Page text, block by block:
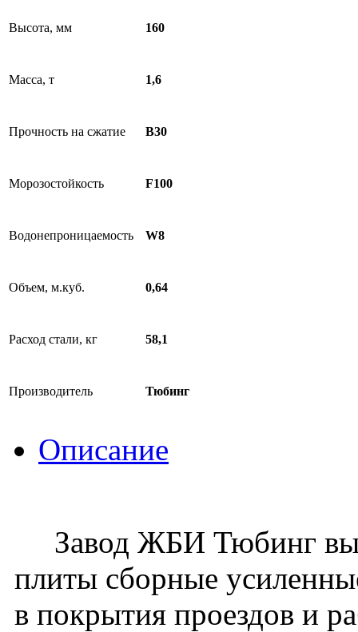
Высота, мм 160
Масса, т 1,6
Прочность на сжатие B30
Морозостойкость F100
Водонепроницаемость W8
Объем, м.куб. 0,64
Расход стали, кг 58,1
Производитель Тюбинг
Описание
Завод ЖБИ Тюбинг
плиты сборные
в покрытия проездов и